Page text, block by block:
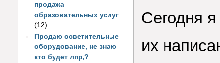
продажа
образовательных услуг
(12)
Продаю осветительные
оборудование, не знаю
кто будет лпр,?
Сегодня
их